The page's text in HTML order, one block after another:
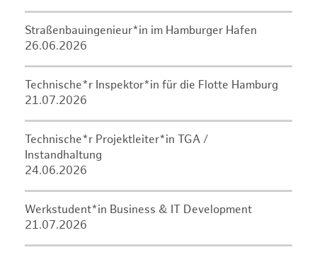
Straßenbauingenieur*in im Hamburger Hafen
26.06.2026
Technische*r Inspektor*in für die Flotte Hamburg
21.07.2026
Technische*r Projektleiter*in TGA /
Instandhaltung
24.06.2026
Werkstudent*in Business & IT Development
21.07.2026